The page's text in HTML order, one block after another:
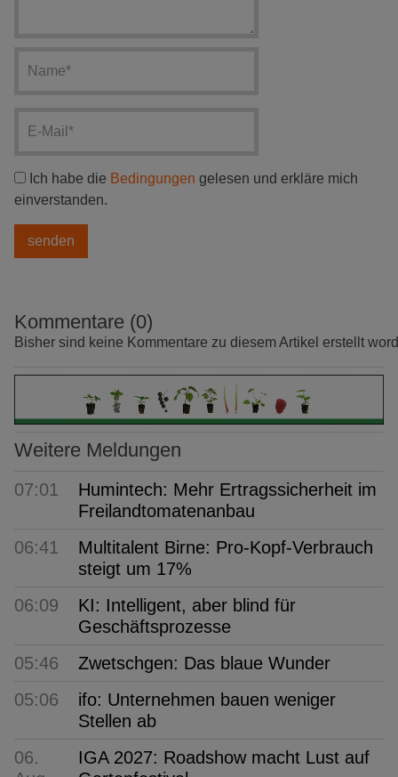
Ich habe die Bedingungen gelesen und erkläre mich
einverstanden.
Kommentare (0)
Bisher sind keine Kommentare zu diesem Artikel erstellt
Weitere Meldungen
07:01
Humintech: Mehr Ertragssicherheit im
Freilandtomatenanbau
06:41
Multitalent Birne: Pro-Kopf-Verbrauch
steigt um 17%
06:09
KI: Intelligent, aber blind für
Geschäftsprozesse
05:46
Zwetschgen: Das blaue Wunder
05:06
ifo: Unternehmen bauen weniger
Stellen ab
06.
IGA 2027: Roadshow macht Lust auf